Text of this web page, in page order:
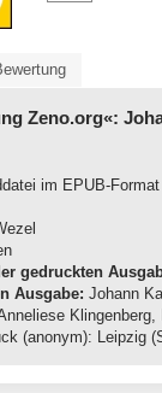
Zeno.org«:
im EPUB-Format
gedruckten
Ausgabe: Johann
(anonym): Leipzig